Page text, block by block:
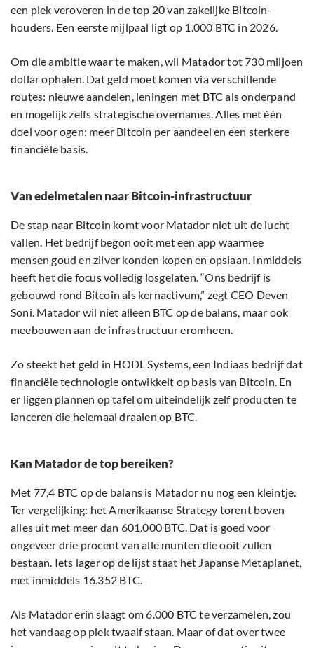
een plek veroveren in de top 20 van zakelijke Bitcoin-
houders. Een eerste mijlpaal ligt op 1.000 BTC in 2026.
Om die ambitie waar te maken, wil Matador tot 730 miljoen
dollar ophalen. Dat geld moet komen via verschillende
routes: nieuwe aandelen, leningen met BTC als onderpand
en mogelijk zelfs strategische overnames. Alles met één
doel voor ogen: meer Bitcoin per aandeel en een sterkere
financiële basis.
Van edelmetalen naar Bitcoin-infrastructuur
De stap naar Bitcoin komt voor Matador niet uit de lucht
vallen. Het bedrijf begon ooit met een app waarmee
mensen goud en zilver konden kopen en opslaan. Inmiddels
heeft het die focus volledig losgelaten. “Ons bedrijf is
gebouwd rond Bitcoin als kernactivum,” zegt CEO Deven
Soni. Matador wil niet alleen BTC op de balans, maar ook
meebouwen aan de infrastructuur eromheen.
Zo steekt het geld in HODL Systems, een Indiaas bedrijf dat
financiële technologie ontwikkelt op basis van Bitcoin. En
er liggen plannen op tafel om uiteindelijk zelf producten te
lanceren die helemaal draaien op BTC.
Kan Matador de top bereiken?
Met 77,4 BTC op de balans is Matador nu nog een kleintje.
Ter vergelijking: het Amerikaanse Strategy torent boven
alles uit met meer dan 601.000 BTC. Dat is goed voor
ongeveer drie procent van alle munten die ooit zullen
bestaan. Iets lager op de lijst staat het Japanse Metaplanet,
met inmiddels 16.352 BTC.
Als Matador erin slaagt om 6.000 BTC te verzamelen, zou
het vandaag op plek twaalf staan. Maar of dat over twee